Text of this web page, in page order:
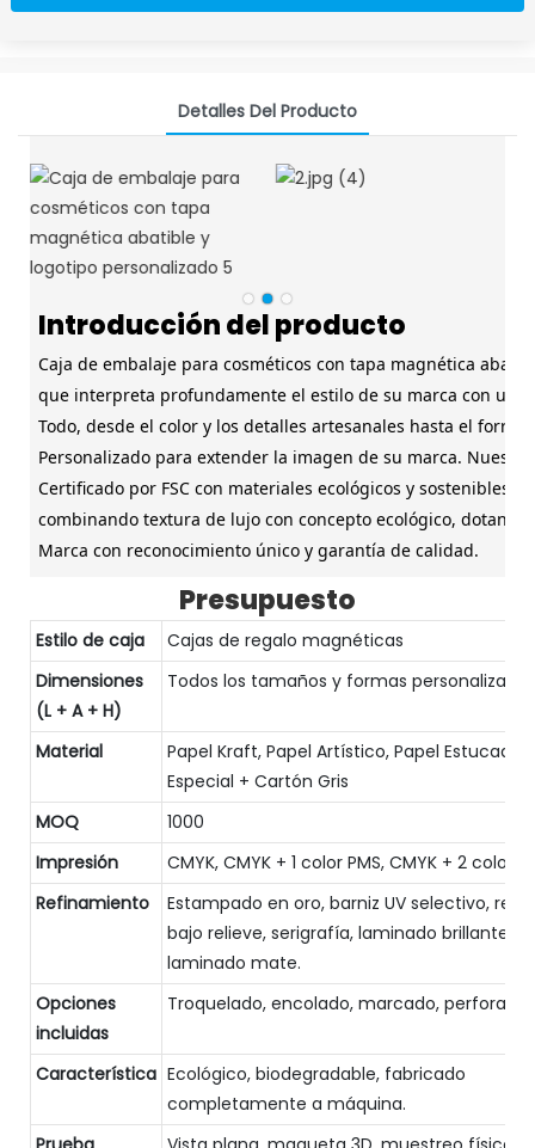
Detalles Del Producto
Introducción del producto
Caja de embalaje para cosméticos con tapa magnética
que interpreta profundamente el estilo de su marca con un
Todo, desde el color y los detalles artesanales hasta el forro
Personalizado para extender la imagen de su marca.
Certificado por FSC con materiales ecológicos y sostenibles,
combinando textura de lujo con concepto ecológico, dotando
Marca con reconocimiento único y garantía de calidad.
Presupuesto
Estilo de caja
Cajas de regalo magnéticas
Dimensiones
(L + A + H)
Todos los tamaños y formas personalizados
Material
Papel Kraft, Papel Artístico, Papel Estucado,
Especial + Cartón Gris
MOQ
1000
Impresión
CMYK, CMYK + 1 color PMS, CMYK + 2 colores
Refinamiento
Estampado en oro, barniz UV selectivo,
bajo relieve, serigrafía, laminado brillante,
laminado mate.
Opciones
incluidas
Troquelado, encolado, marcado,
Característica Ecológico, biodegradable, fabricado
completamente a máquina.